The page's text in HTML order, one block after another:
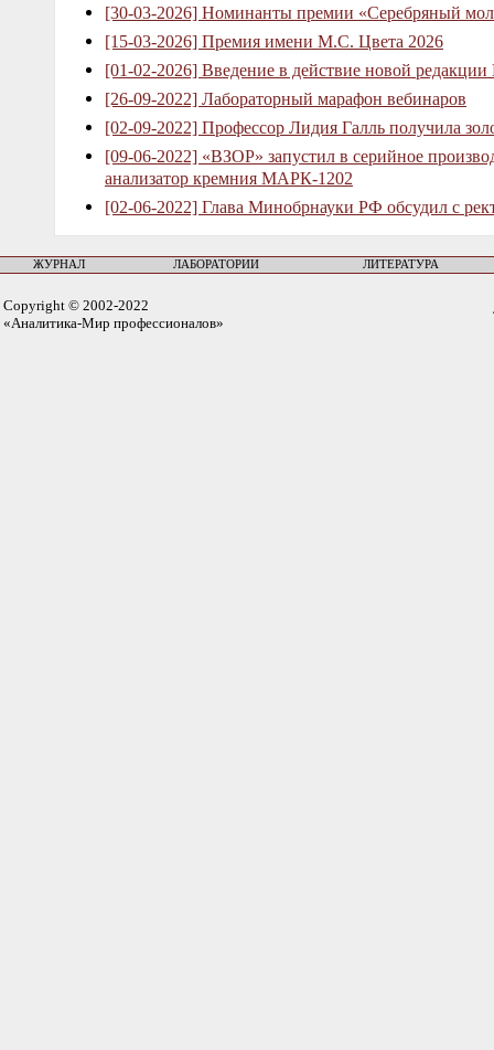
[30-03-2026] Номинанты премии «Серебряный
[15-03-2026] Премия имени М.С. Цвета 2026
[01-02-2026] Введение в действие новой
[26-09-2022] Лабораторный марафон вебинаров
[02-09-2022] Профессор Лидия Галль получила
[09-06-2022] «ВЗОР» запустил в серийное
анализатор кремния МАРК-1202
[02-06-2022] Глава Минобрнауки РФ обсудил с
ЖУРНАЛ ЛАБОРАТОРИИ ЛИТЕРАТУРА
Copyright © 2002-2022
«Аналитика-Мир профессионалов»